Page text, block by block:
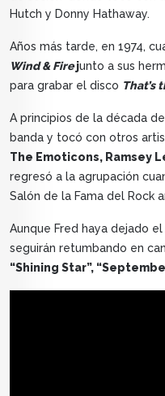
Hutch y Donny Hathaway.
Años más tarde, en 1974,
Wind & Firejunto a sus
para grabar el disco That’s
A principios de la década
banda y tocó con otros
The Emoticons, Ramsey
regresó a la agrupación
Salón de la Fama del Rock
Aunque Fred haya dejado
seguirán retumbando en
“Shining Star”,